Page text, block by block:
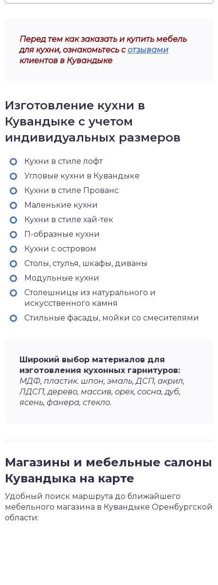
Перед тем как заказать и купить мебель
для кухни, ознакомьтесь сотзывами
клиентов в Кувандыке
Изготовление кухни в
Кувандыке с учетом
индивидуальных размеров
Кухни в стиле лофт
Угловые кухни в Кувандыке
Кухни в стиле Прованс
Маленькие кухни
Кухни в стиле хай-тек
П-образные кухни
Кухни с островом
Столы, стулья, шкафы, диваны
Модульные кухни
Столешницы из натурального и
искусственного камня
Стильные фасады, мойки со смесителями
Широкий выбор материалов для
изготовления кухонных гарнитуров:
МДФ, пластик. шпон, эмаль, ДСП, акрил,
ЛДСП, дерево, массив, орех, сосна, дуб,
ясень, фанера, стекло.
Магазины и мебельные салоны
Кувандыка на карте
Удобный поиск маршрута до ближайшего
мебельного магазина в Кувандыке Оренбургской
области: